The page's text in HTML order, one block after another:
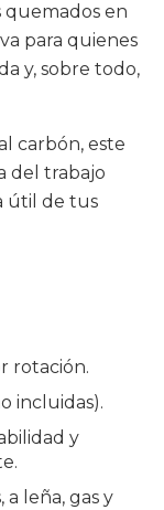
quemados en
para quienes
y, sobre todo,
carbón, este
del trabajo
útil de tus
rotación.
incluidas).
y
leña, gas y